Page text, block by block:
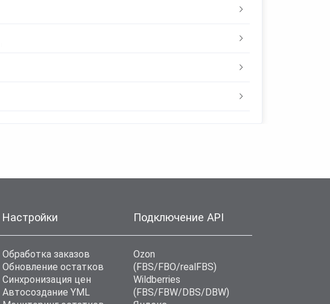
Настройки
Обработка заказов
Обновление остатков
Синхронизация цен
Автосоздание YML
Подключение API
Ozon
(FBS/FBO/realFBS)
Wildberries
(FBS/FBW/DBS/DBW)